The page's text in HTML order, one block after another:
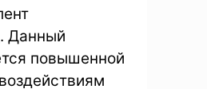
Данный
повышенной